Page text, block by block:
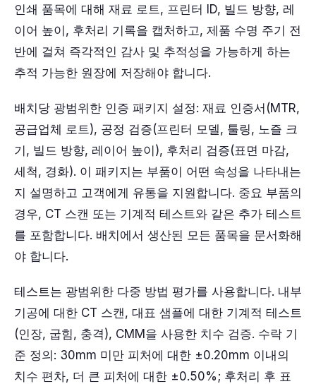
인쇄 품목에 대해 재료 로트, 프린터 ID, 빌드 방향, 레
이어 높이, 후처리 기록을 캡처하고, 제품 수명 주기 전
반에 걸쳐 즉각적인 감사 및 추적성을 가능하게 하는
추적 가능한 원장에 저장해야 합니다.
배치당 광범위한 인증 패키지 설정: 재료 인증서(MTR,
공급업체 로트), 공정 검증(프린터 모델, 툴링, 노즐 크
기, 빌드 방향, 레이어 높이), 후처리 검증(표면 마감,
세척, 경화). 이 패키지는 부품이 어떤 속성을 나타내는
지 설명하고 고객에게 유통을 지원합니다. 중요 부품의
경우, CT 스캔 또는 기계적 테스트와 같은 추가 테스트
를 포함합니다. 배치에서 생산된 모든 품목을 문서화해
야 합니다.
테스트는 광범위한 다중 방법 평가를 사용합니다. 내부
기공에 대한 CT 스캔, 대표 샘플에 대한 기계적 테스트
(인장, 굽힘, 충격), CMM을 사용한 치수 검증. 수락 기
준 정의: 30mm 미만 피처에 대한 ±0.20mm 이내의
치수 편차, 더 큰 피처에 대한 ±0.50%; 후처리 후 표